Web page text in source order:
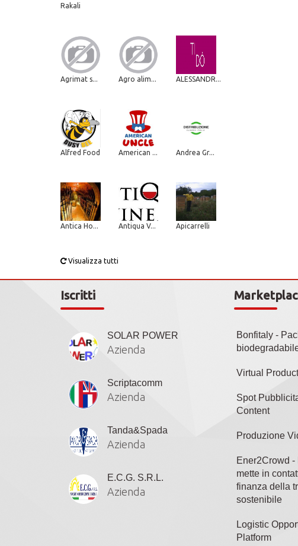
Rakali
Agrimat s... Agro alim... ALESSANDR...
Alfred Food American ... Andrea Gr...
Antica Ho... Antiqua V... Apicarrelli
Visualizza tutti
Iscritti
SOLAR POWER
Azienda
Scriptacomm
Azienda
Tanda&Spada
Azienda
E.C.G. S.R.L.
Azienda
Bonfitaly -
Virtual
Spot
Content
Produzione
Ener2Crowd -
mette in
finanza della
sostenibile
Logistic
Platform